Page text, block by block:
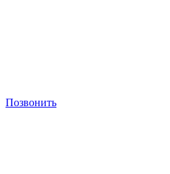
Позвонить